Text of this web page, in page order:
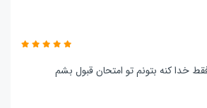
خدا کنه بتونم تو امتحان قبول بشم